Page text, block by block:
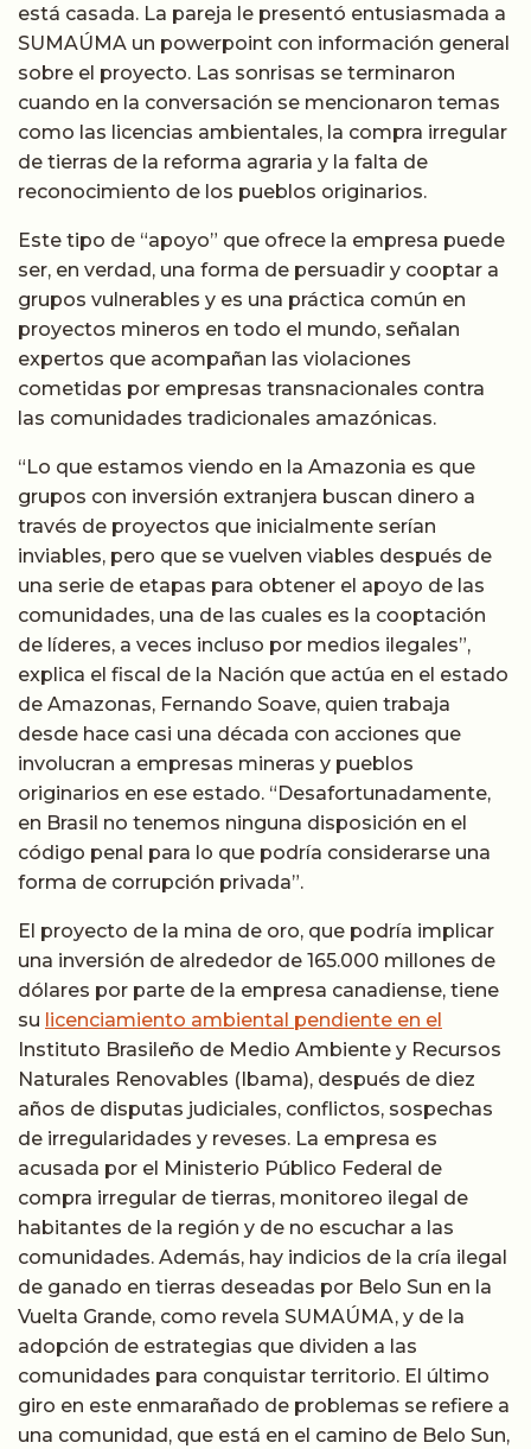
está casada. La pareja le presentó entusiasmada a
SUMAÚMA un powerpoint con información general
sobre el proyecto. Las sonrisas se terminaron
cuando en la conversación se mencionaron temas
como las licencias ambientales, la compra irregular
de tierras de la reforma agraria y la falta de
reconocimiento de los pueblos originarios.
Este tipo de “apoyo” que ofrece la empresa puede
ser, en verdad, una forma de persuadir y cooptar a
grupos vulnerables y es una práctica común en
proyectos mineros en todo el mundo, señalan
expertos que acompañan las violaciones
cometidas por empresas transnacionales contra
las comunidades tradicionales amazónicas.
“Lo que estamos viendo en la Amazonia es que
grupos con inversión extranjera buscan dinero a
través de proyectos que inicialmente serían
inviables, pero que se vuelven viables después de
una serie de etapas para obtener el apoyo de las
comunidades, una de las cuales es la cooptación
de líderes, a veces incluso por medios ilegales”,
explica el fiscal de la Nación que actúa en el estado
de Amazonas, Fernando Soave, quien trabaja
desde hace casi una década con acciones que
involucran a empresas mineras y pueblos
originarios en ese estado. “Desafortunadamente,
en Brasil no tenemos ninguna disposición en el
código penal para lo que podría considerarse una
forma de corrupción privada”.
El proyecto de la mina de oro, que podría implicar
una inversión de alrededor de 165.000 millones de
dólares por parte de la empresa canadiense, tiene
su licenciamiento ambiental pendiente en el
Instituto Brasileño de Medio Ambiente y Recursos
Naturales Renovables (Ibama), después de diez
años de disputas judiciales, conflictos, sospechas
de irregularidades y reveses. La empresa es
acusada por el Ministerio Público Federal de
compra irregular de tierras, monitoreo ilegal de
habitantes de la región y de no escuchar a las
comunidades. Además, hay indicios de la cría ilegal
de ganado en tierras deseadas por Belo Sun en la
Vuelta Grande, como revela SUMAÚMA, y de la
adopción de estrategias que dividen a las
comunidades para conquistar territorio. El último
giro en este enmarañado de problemas se refiere a
una comunidad, que está en el camino de Belo Sun,